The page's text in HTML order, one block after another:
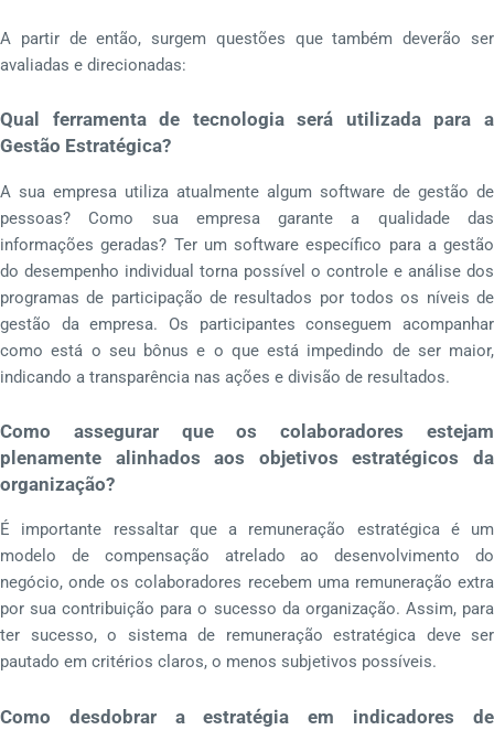
A partir de então, surgem questões que também deverão ser
avaliadas e direcionadas:
Qual ferramenta de tecnologia será utilizada para a
Gestão Estratégica?
A sua empresa utiliza atualmente algum software de gestão de
pessoas? Como sua empresa garante a qualidade das
informações geradas? Ter um software específico para a gestão
do desempenho individual torna possível o controle e análise dos
programas de participação de resultados por todos os níveis de
gestão da empresa. Os participantes conseguem acompanhar
como está o seu bônus e o que está impedindo de ser maior,
indicando a transparência nas ações e divisão de resultados.
Como assegurar que os colaboradores estejam
plenamente alinhados aos objetivos estratégicos da
organização?
É importante ressaltar que a remuneração estratégica é um
modelo de compensação atrelado ao desenvolvimento do
negócio, onde os colaboradores recebem uma remuneração extra
por sua contribuição para o sucesso da organização. Assim, para
ter sucesso, o sistema de remuneração estratégica deve ser
pautado em critérios claros, o menos subjetivos possíveis.
Como desdobrar a estratégia em indicadores de